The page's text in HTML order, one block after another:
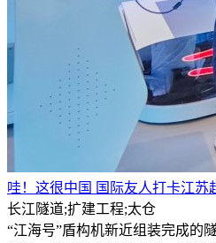
哇！这很中国 国际友人打卡江苏
长江隧道;扩建工程;太仓
“江海号”盾构机新近组装完成的